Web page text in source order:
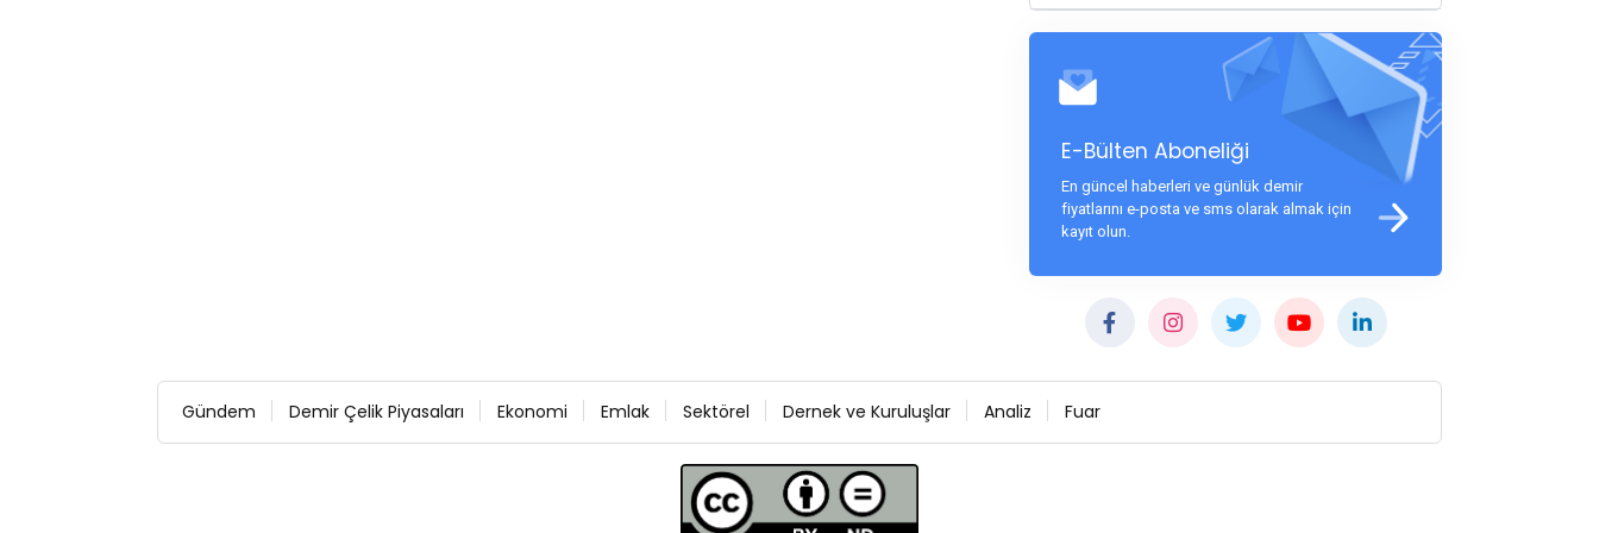
E-Bülten Aboneliği
En güncel haberleri ve günlük demir
fiyatlarını e-posta ve sms olarak almak için
kayıt olun.
Gündem Demir Çelik Piyasaları Ekonomi Emlak Sektörel Dernek ve Kuruluşlar Analiz Fuar